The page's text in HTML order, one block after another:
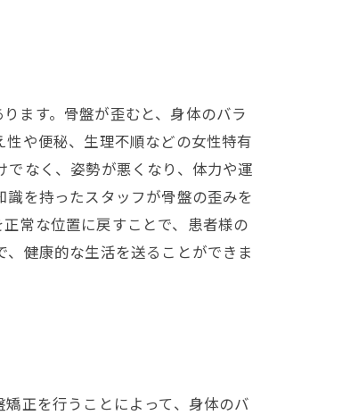
ます。骨盤が歪むと、身体のバラ
や便秘、生理不順などの女性特有
なく、姿勢が悪くなり、体力や運
を持ったスタッフが骨盤の歪みを
常な位置に戻すことで、患者様の
健康的な生活を送ることができま
正を行うことによって、身体のバ